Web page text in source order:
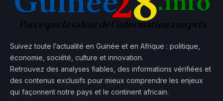
Suivez toute l’actualité en Guinée et en Afrique : politique,
économie, société, culture et innovation.
Retrouvez des analyses fiables, des informations vérifiées et
des contenus exclusifs pour mieux comprendre les enjeux
qui façonnent notre pays et le continent africain.